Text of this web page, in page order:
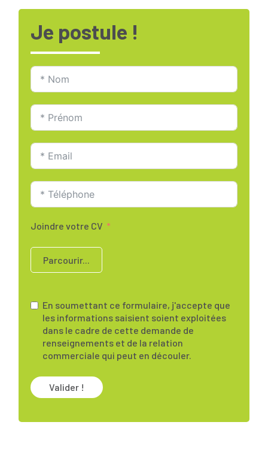
Je postule !
Joindre votre CV
Parcourir...
En soumettant ce formulaire, j'accepte que
les informations saisient soient exploitées
dans le cadre de cette demande de
renseignements et de la relation
commerciale qui peut en découler.
Valider !